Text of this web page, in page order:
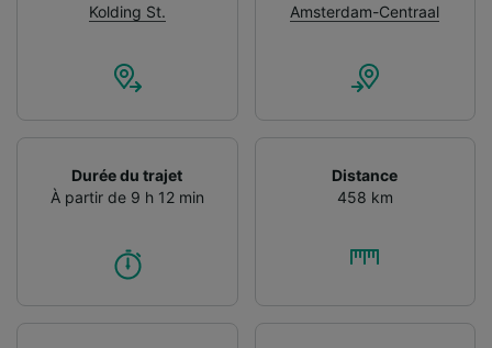
Kolding St.
Amsterdam-Centraal
Durée du trajet
À partir de 9 h 12 min
Distance
458 km